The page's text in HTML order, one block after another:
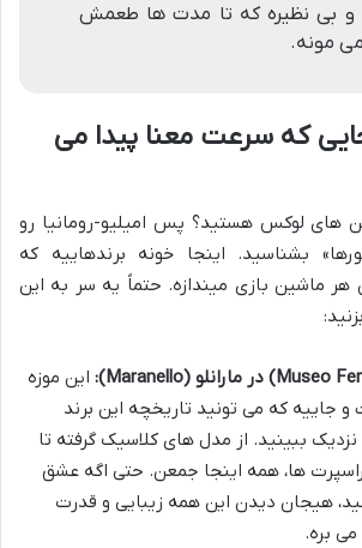
و بی نظیره که تا مدت ها طعمش
می مونه.
که سرعت معنا پیدا می
لوکس هستید؟ پس امیلیو-رومانیا رو
بشناسید. اینجا خونه برندهاییه که
ماشین بازی میندازه. حتماً یه سر به این
این موزه
جاییه که می تونید تاریخچه این برند
نزدیک ببینید. از مدل های کلاسیک گرفته تا
ها، همه اینجا جمعن. حتی اگه عشق
هیجان دیدن این همه زیبایی و قدرت
بره.